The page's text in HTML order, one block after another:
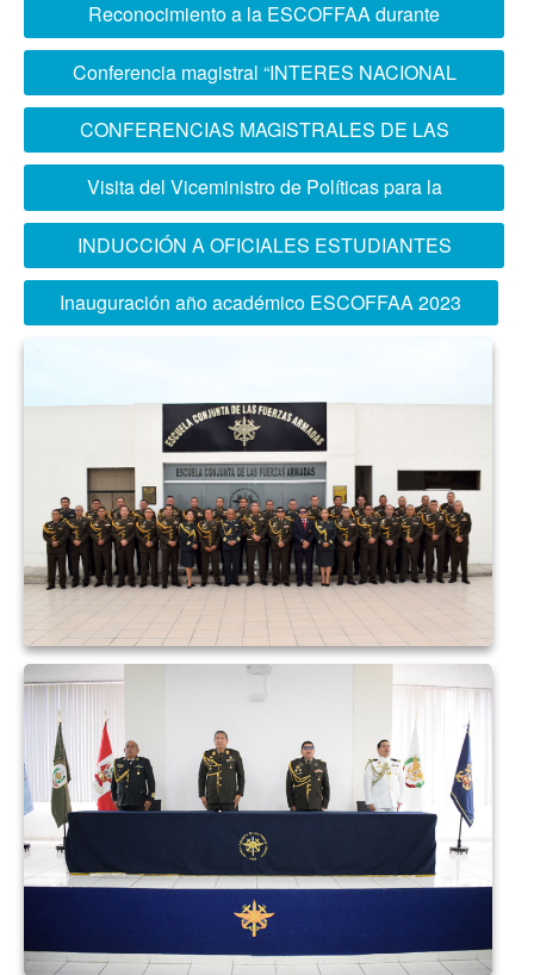
SECUNDARIA
Reconocimiento a la ESCOFFAA durante
ceremonia de inauguración del año académico
del sector Defensa
Conferencia magistral “INTERES NACIONAL
DE LA REPÚBLICA DE COREA Y SU
RELACIÓN CON EL PERÚ”
CONFERENCIAS MAGISTRALES DE LAS
INSTITUCIONES ARMADAS
Visita del Viceministro de Políticas para la
Defensa
INDUCCIÓN A OFICIALES ESTUDIANTES
DEL XX PCEMC
Inauguración año académico ESCOFFAA 2023